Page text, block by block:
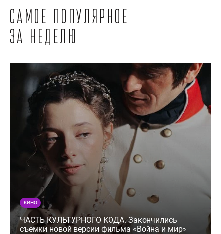
Самое популярное
за неделю
КИНО
ЧАСТЬ КУЛЬТУРНОГО КОДА. Закончились
съемки новой версии фильма «Война и мир»